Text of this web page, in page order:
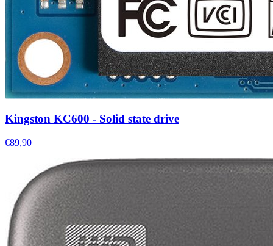
Kingston KC600 - Solid state drive
€89,90